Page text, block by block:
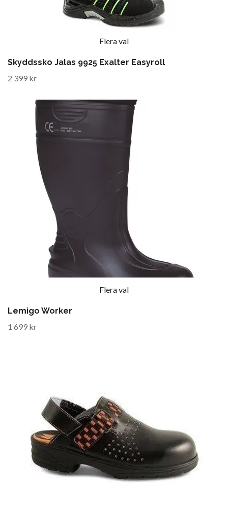
Flera val
Skyddssko Jalas 9925 Exalter Easyroll
2 399 kr
Flera val
Lemigo Worker
1 699 kr